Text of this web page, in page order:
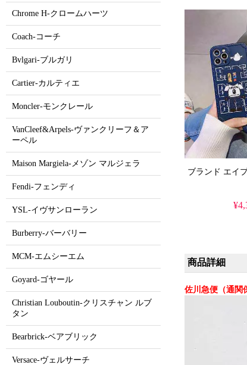
Chrome H-クロームハーツ
Coach-コーチ
Bvlgari-ブルガリ
Cartier-カルティエ
Moncler-モンクレール
VanCleef&Arpels-ヴァンクリーフ＆ア
ーペル
Maison Margiela-メゾン マルジェラ
Fendi-フェンディ
YSL-イヴサンローラン
Burberry-バーバリー
MCM-エムシーエム
Goyard-ゴヤール
Christian Louboutin-クリスチャン ルブ
タン
Bearbrick-ベアブリック
Versace-ヴェルサーチ
商品詳細
佐川急便（通関